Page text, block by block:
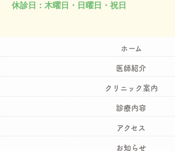
休診日：木曜日・日曜日・祝日
ホーム
医師紹介
クリニック案内
診療内容
アクセス
お知らせ